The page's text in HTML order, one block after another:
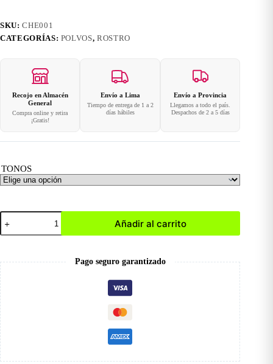
SKU:CHE001
CATEGORÍAS: POLVOS,ROSTRO
Recojo en Almacén
General
Compra online y retira
¡Gratis!
Envío a Lima
Tiempo de entrega de 1 a 2
días hábiles
Envío a Provincia
Llegamos a todo el país.
Despachos de 2 a 5 días
TONOS
Polvos
Sueltos
cantidad
Añadir al carrito
Pago seguro garantizado